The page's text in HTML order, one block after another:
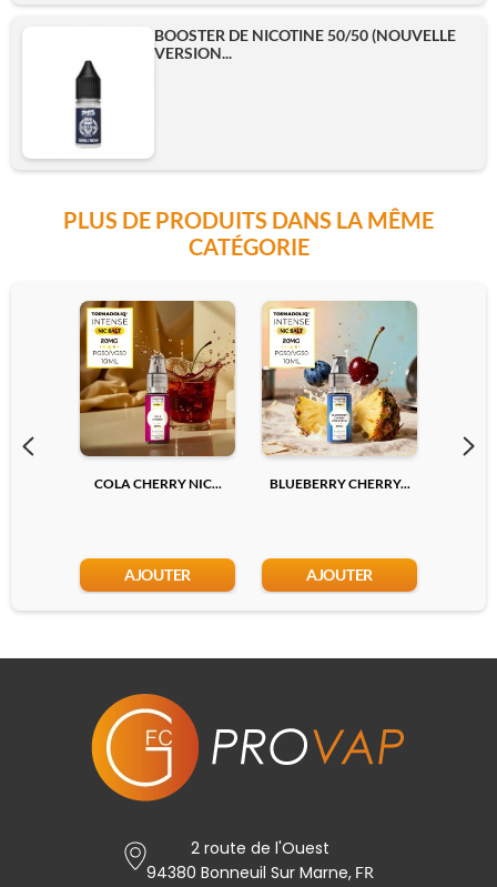
BOOSTER DE NICOTINE 50/50 (NOUVELLE
VERSION...
PLUS DE PRODUITS DANS LA MÊME
CATÉGORIE
COLA CHERRY NIC...
AJOUTER
BLUEBERRY CHERRY...
AJOUTER
2 route de l'Ouest
94380 Bonneuil Sur Marne,FR